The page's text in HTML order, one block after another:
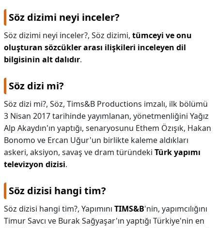
Söz dizimi neyi inceler?
Söz dizimi neyi inceler?, Söz dizimi, tümceyi ve onu
oluşturan sözcükler arası ilişkileri inceleyen dil
bilgisinin alt dalıdır.
Söz dizi mi?
Söz dizi mi?, Söz, Tims&B Productions imzalı, ilk bölümü
3 Nisan 2017 tarihinde yayımlanan, yönetmenliğini Yağız
Alp Akaydın'ın yaptığı, senaryosunu Ethem Özışık, Hakan
Bonomo ve Ercan Uğur'un birlikte kaleme aldıkları
askeri, aksiyon, savaş ve dram türündeki Türk yapımı
televizyon dizisi.
Söz dizisi hangi tim?
Söz dizisi hangi tim?, Yapımını TIMS&B'nin, yapımcılığını
Timur Savcı ve Burak Sağyaşar'ın yaptığı Türkiye'nin en